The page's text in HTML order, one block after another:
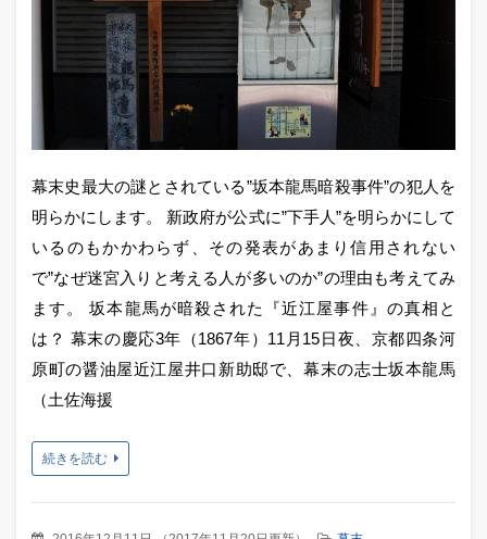
幕末史最大の謎とされている”坂本龍馬暗殺事件”の犯人を
明らかにします。 新政府が公式に”下手人”を明らかにして
いるのもかかわらず、その発表があまり信用されない
で”なぜ迷宮入りと考える人が多いのか”の理由も考えてみ
ます。 坂本龍馬が暗殺された『近江屋事件』の真相と
は？ 幕末の慶応3年（1867年）11月15日夜、京都四条河
原町の醤油屋近江屋井口新助邸で、幕末の志士坂本龍馬
（土佐海援
続きを読む